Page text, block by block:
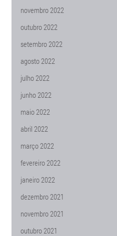
novembro 2022
outubro 2022
setembro 2022
agosto 2022
julho 2022
junho 2022
maio 2022
abril 2022
março 2022
fevereiro 2022
janeiro 2022
dezembro 2021
novembro 2021
outubro 2021